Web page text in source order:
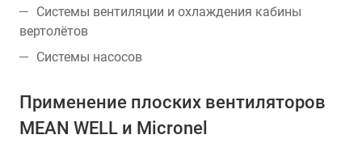
Системы вентиляции и охлаждения кабины
вертолётов
Системы насосов
Применение плоских вентиляторов
MEAN WELL и Micronel